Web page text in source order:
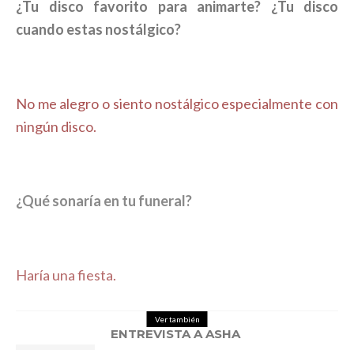
¿Tu disco favorito para animarte? ¿Tu disco
cuando estas nostálgico?
No me alegro o siento nostálgico especialmente con
ningún disco.
¿Qué sonaría en tu funeral?
Haría una fiesta.
Ver también
ENTREVISTA A ASHA